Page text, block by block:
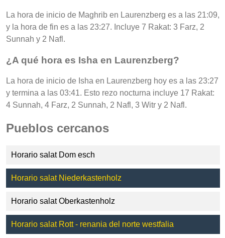
La hora de inicio de Maghrib en Laurenzberg es a las 21:09,
y la hora de fin es a las 23:27. Incluye 7 Rakat: 3 Farz, 2
Sunnah y 2 Nafl.
¿A qué hora es Isha en Laurenzberg?
La hora de inicio de Isha en Laurenzberg hoy es a las 23:27
y termina a las 03:41. Esto rezo nocturna incluye 17 Rakat:
4 Sunnah, 4 Farz, 2 Sunnah, 2 Nafl, 3 Witr y 2 Nafl.
Pueblos cercanos
Horario salat Dom esch
Horario salat Niederkastenholz
Horario salat Oberkastenholz
Horario salat Rott - renania del norte westfalia